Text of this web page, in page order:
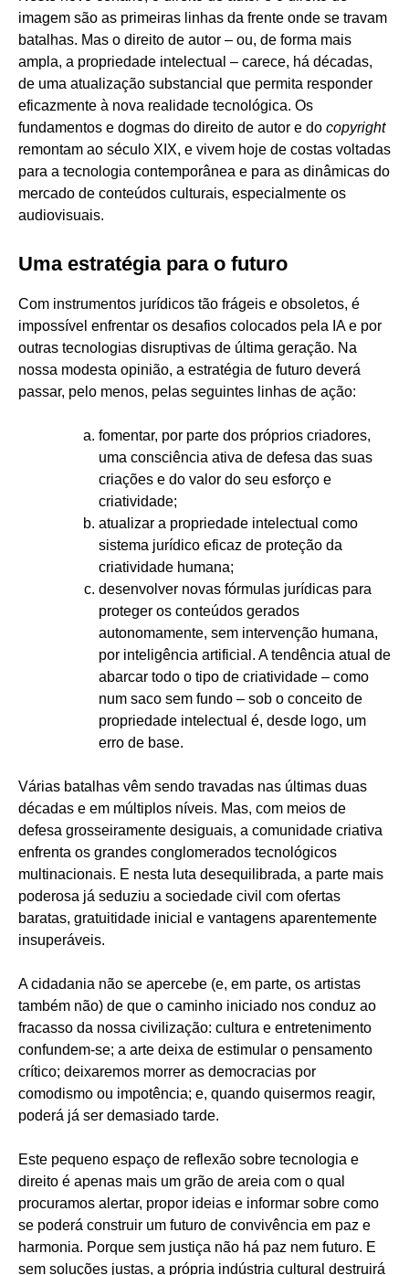
imagem são as primeiras linhas da frente onde se travam
batalhas. Mas o direito de autor – ou, de forma mais
ampla, a propriedade intelectual – carece, há décadas,
de uma atualização substancial que permita responder
eficazmente à nova realidade tecnológica. Os
fundamentos e dogmas do direito de autor e do copyright
remontam ao século XIX, e vivem hoje de costas voltadas
para a tecnologia contemporânea e para as dinâmicas do
mercado de conteúdos culturais, especialmente os
audiovisuais.
Uma estratégia para o futuro
Com instrumentos jurídicos tão frágeis e obsoletos, é
impossível enfrentar os desafios colocados pela IA e por
outras tecnologias disruptivas de última geração. Na
nossa modesta opinião, a estratégia de futuro deverá
passar, pelo menos, pelas seguintes linhas de ação:
fomentar, por parte dos próprios criadores,
uma consciência ativa de defesa das suas
criações e do valor do seu esforço e
criatividade;
atualizar a propriedade intelectual como
sistema jurídico eficaz de proteção da
criatividade humana;
desenvolver novas fórmulas jurídicas para
proteger os conteúdos gerados
autonomamente, sem intervenção humana,
por inteligência artificial. A tendência atual de
abarcar todo o tipo de criatividade – como
num saco sem fundo – sob o conceito de
propriedade intelectual é, desde logo, um
erro de base.
Várias batalhas vêm sendo travadas nas últimas duas
décadas e em múltiplos níveis. Mas, com meios de
defesa grosseiramente desiguais, a comunidade criativa
enfrenta os grandes conglomerados tecnológicos
multinacionais. E nesta luta desequilibrada, a parte mais
poderosa já seduziu a sociedade civil com ofertas
baratas, gratuitidade inicial e vantagens aparentemente
insuperáveis.
A cidadania não se apercebe (e, em parte, os artistas
também não) de que o caminho iniciado nos conduz ao
fracasso da nossa civilização: cultura e entretenimento
confundem-se; a arte deixa de estimular o pensamento
crítico; deixaremos morrer as democracias por
comodismo ou impotência; e, quando quisermos reagir,
poderá já ser demasiado tarde.
Este pequeno espaço de reflexão sobre tecnologia e
direito é apenas mais um grão de areia com o qual
procuramos alertar, propor ideias e informar sobre como
se poderá construir um futuro de convivência em paz e
harmonia. Porque sem justiça não há paz nem futuro. E
sem soluções justas, a própria indústria cultural destruirá